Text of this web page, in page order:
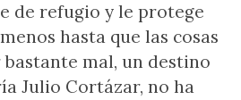
de refugio y le protege
hasta que las cosas
mal, un destino
Julio Cortázar, no ha